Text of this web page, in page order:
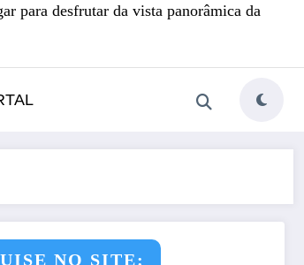
para desfrutar da vista panorâmica da
NO SITE: